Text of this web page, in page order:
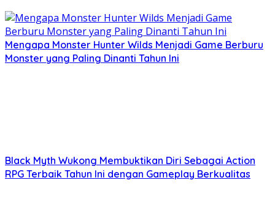
Mengapa Monster Hunter Wilds Menjadi Game Berburu
Monster yang Paling Dinanti Tahun Ini
Black Myth Wukong Membuktikan Diri Sebagai Action
RPG Terbaik Tahun Ini dengan Gameplay Berkualitas